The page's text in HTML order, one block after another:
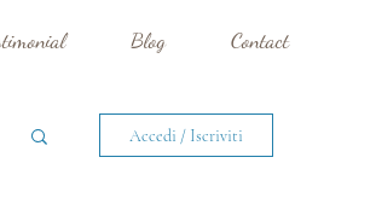
Blog Contact
Accedi / Iscriviti